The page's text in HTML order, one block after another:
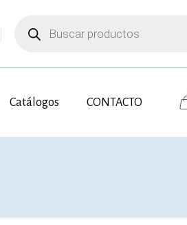
productos
Catálogos CONTACTO